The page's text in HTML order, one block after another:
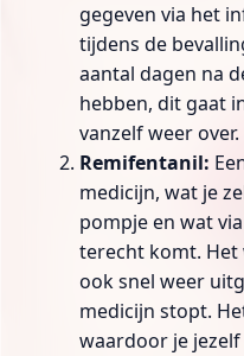
gegeven via het
tijdens de
aantal dagen na
hebben, dit gaat
vanzelf weer over.
Remifentanil:
medicijn, wat je
pompje en wat
terecht komt. Het
ook snel weer
medicijn stopt.
waardoor je